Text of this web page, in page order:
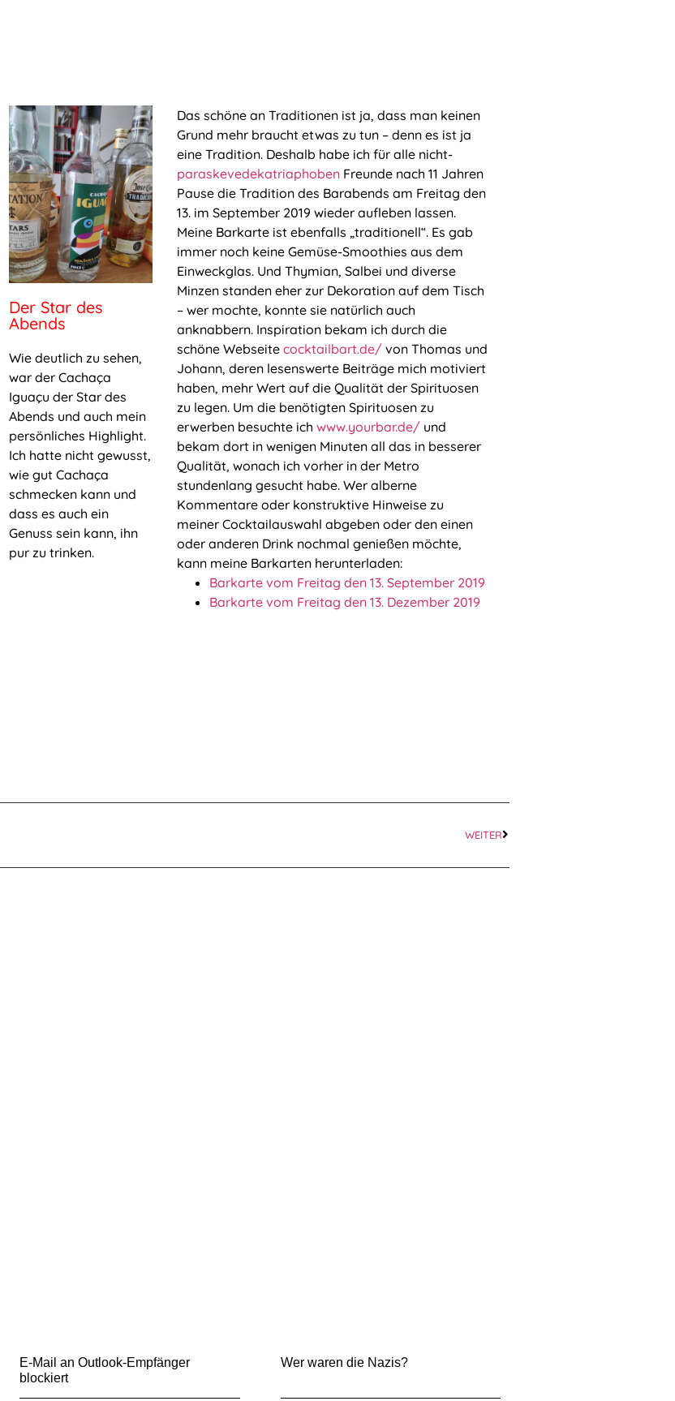
Der Star des
Abends
Wie deutlich zu sehen,
war der Cachaça
Iguaçu der Star des
Abends und auch mein
persönliches Highlight.
Ich hatte nicht gewusst,
wie gut Cachaça
schmecken kann und
dass es auch ein
Genuss sein kann, ihn
pur zu trinken.​
Das schöne an Traditionen ist ja, dass man keinen
Grund mehr braucht etwas zu tun – denn es ist ja
eine Tradition. Deshalb habe ich für alle nicht-
paraskevedekatriaphoben Freunde nach 11 Jahren
Pause die Tradition des Barabends am Freitag den
13. im September 2019 wieder aufleben lassen.
Meine Barkarte ist ebenfalls „traditionell“. Es gab
immer noch keine Gemüse-Smoothies aus dem
Einweckglas. Und Thymian, Salbei und diverse
Minzen standen eher zur Dekoration auf dem Tisch
– wer mochte, konnte sie natürlich auch
anknabbern. Inspiration bekam ich durch die
schöne Webseite cocktailbart.de/von Thomas und
Johann, deren lesenswerte Beiträge mich motiviert
haben, mehr Wert auf die Qualität der Spirituosen
zu legen. Um die benötigten Spirituosen zu
erwerben besuchte ich www.yourbar.de/und
bekam dort in wenigen Minuten all das in besserer
Qualität, wonach ich vorher in der Metro
stundenlang gesucht habe. Wer alberne
Kommentare oder konstruktive Hinweise zu
meiner Cocktailauswahl abgeben oder den einen
oder anderen Drink nochmal genießen möchte,
kann meine Barkarten herunterladen:
Barkarte vom Freitag den 13. September 2019
Barkarte vom Freitag den 13. Dezember 2019
WEITER
E-Mail an Outlook-Empfänger
blockiert
Wer waren die Nazis?